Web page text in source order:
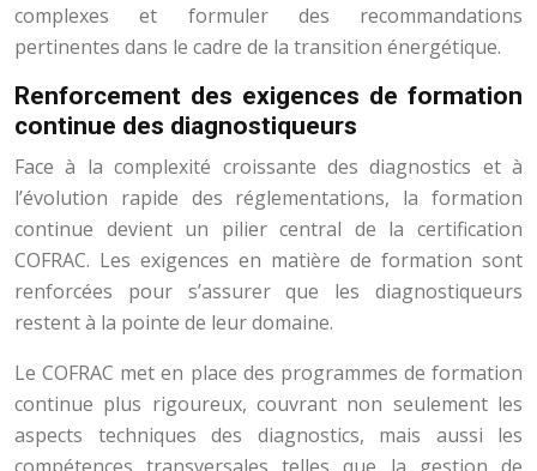
complexes et formuler des recommandations
pertinentes dans le cadre de la transition énergétique.
Renforcement des exigences de formation
continue des diagnostiqueurs
Face à la complexité croissante des diagnostics et à
l’évolution rapide des réglementations, la formation
continue devient un pilier central de la certification
COFRAC. Les exigences en matière de formation sont
renforcées pour s’assurer que les diagnostiqueurs
restent à la pointe de leur domaine.
Le COFRAC met en place des programmes de formation
continue plus rigoureux, couvrant non seulement les
aspects techniques des diagnostics, mais aussi les